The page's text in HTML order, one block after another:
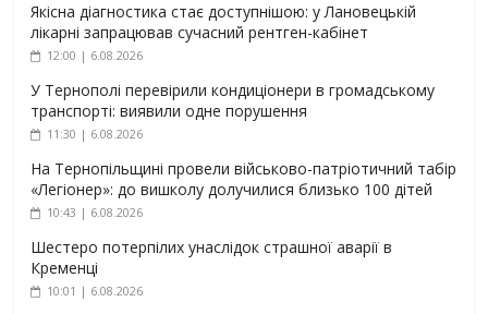
Якісна діагностика стає доступнішою: у Лановецькій
лікарні запрацював сучасний рентген-кабінет
12:00 | 6.08.2026
У Тернополі перевірили кондиціонери в громадському
транспорті: виявили одне порушення
11:30 | 6.08.2026
На Тернопільщині провели військово-патріотичний табір
«Легіонер»: до вишколу долучилися близько 100 дітей
10:43 | 6.08.2026
Шестеро потерпілих унаслідок страшної аварії в
Кременці
10:01 | 6.08.2026